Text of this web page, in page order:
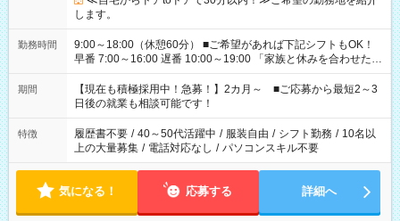
します。
勤務時間
9:00～18:00（休憩60分） ■ご希望があれば下記シフトもOK！
早番 7:00～16:00 遅番 10:00～19:00 「家族と休みを合わせた
い」 「余裕を持って夕飯の準備がしたい」 「できれば残業はし
たくない」 など、ご希望を教えてくださいね。 ※Wワーク希望
の方へ 今ご覧のお仕事で希望する勤務時間と、もう1つのお仕事
の勤務時間。 合計で週40時間を超える場合は応募できません。
期間
【現在も積極採用中！急募！】2カ月～ ■ご応募から最短2～3
日後の就業も相談可能です！
特徴 履歴書不要 / 40～50代活躍中 / 服装自由 / シフト勤務 / 10名以
上の大量募集 / 電話対応なし / パソコンスキル不要
気になる！ 応募する 詳細へ